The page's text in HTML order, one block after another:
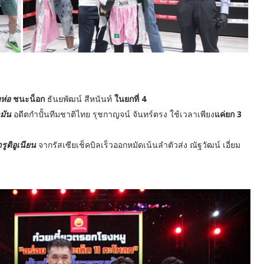
อ ชนะน็อก ธันยพัฒน์ สีหนันท์ ในยกที่ 4
น อดีตกำปั้นทีมชาติไทย รุชกาญจน์ จันทร์ตรง ใช้เวลาเพียงแค่ยก 3
ติอูเนียนจากรัสเซียเช็คบิลเร็วออกหมัดเน้นลำตัวส่ง ณัฐวัฒน์ เอี่ยม